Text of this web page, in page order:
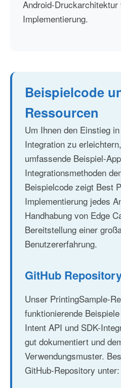
Android-Druckarchitektur
Implementierung.
Beispielcode
Ressourcen
Um Ihnen den Einstieg
Integration zu
umfassende Beispiel-
Integrationsmethoden
Beispielcode zeigt Best
Implementierung jedes
Handhabung von Edge
Bereitstellung einer
Benutzererfahrung.
GitHub
Unser PrintingSample-
funktionierende
Intent API und SDK-
gut dokumentiert und
Verwendungsmuster.
GitHub-Repository unter: